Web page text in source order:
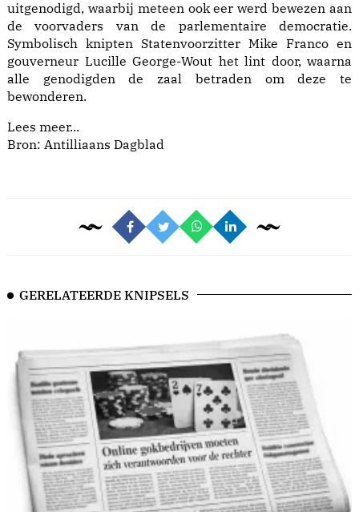
uitgenodigd, waarbij meteen ook eer werd bewezen aan
de voorvaders van de parlementaire democratie.
Symbolisch knipten Statenvoorzitter Mike Franco en
gouverneur Lucille George-Wout het lint door, waarna
alle genodigden de zaal betraden om deze te
bewonderen.
Lees meer...
Bron: Antilliaans Dagblad
GERELATEERDE KNIPSELS